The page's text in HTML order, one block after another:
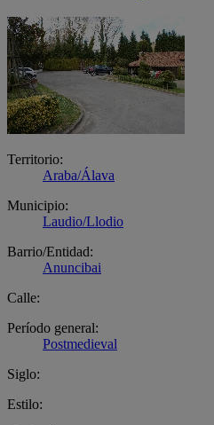
Territorio:
Araba/Álava
Municipio:
Laudio/Llodio
Barrio/Entidad:
Anuncibai
Calle:
Período general:
Postmedieval
Siglo:
Estilo: